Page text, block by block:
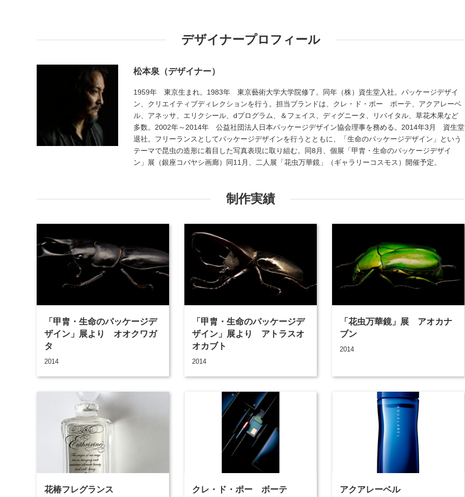
デザイナープロフィール
松本泉（デザイナー）
1959年 東京生まれ。1983年 東京藝術大学大学院修了。同年（株）資生堂入社。パッケージデザイ
ン、クリエイティブディレクションを行う。担当ブランドは、クレ・ド・ポー ボーテ、アクアレーベ
ル、アネッサ、エリクシール、dプログラム、＆フェイス、ディグニータ、リバイタル、草花木果など
多数。2002年～2014年 公益社団法人日本パッケージデザイン協会理事を務める。2014年3月 資生堂
退社。フリーランスとしてパッケージデザインを行うとともに、「生命のパッケージデザイン」という
テーマで昆虫の造形に着目した写真表現に取り組む。同8月、個展「甲胄・生命のパッケージデザイ
ン」展（銀座コバヤシ画廊）同11月、二人展「花虫万華鏡」（ギャラリーコスモス）開催予定。
制作実績
「甲胄・生命のパッケージデ
ザイン」展より オオクワガ
タ
2014
「甲胄・生命のパッケージデ
ザイン」展より アトラスオ
オカブト
2014
「花虫万華鏡」展 アオカナ
ブン
2014
花椿フレグランス クレ・ド・ポー ボーテ アクアレーベル